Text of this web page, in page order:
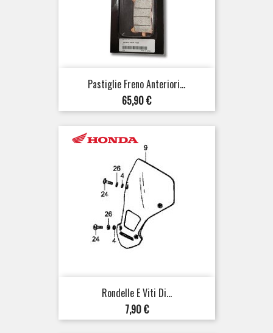
Pastiglie Freno Anteriori...
Prezzo
65,90 €
Rondelle E Viti Di...
Prezzo
7,90 €